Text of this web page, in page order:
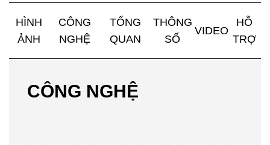
HÌNH
ẢNH
CÔNG
NGHỆ
TỔNG
QUAN
THÔNG
SỐ
VIDEO
HỖ
TRỢ
CÔNG NGHỆ